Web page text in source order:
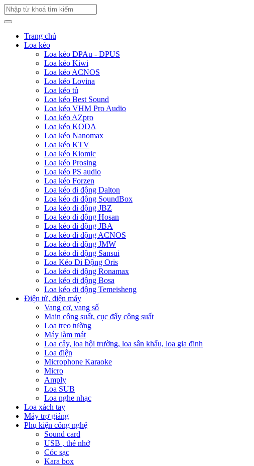
Trang chủ
Loa kéo
Loa kéo DPAu - DPUS
Loa kéo Kiwi
Loa kéo ACNOS
Loa kéo Lovina
Loa kéo tủ
Loa kéo Best Sound
Loa kéo VHM Pro Audio
Loa kéo AZpro
Loa kéo KODA
Loa kéo Nanomax
Loa kéo KTV
Loa kéo Kiomic
Loa kéo Prosing
Loa kéo PS audio
Loa kéo Forzen
Loa kéo di động Dalton
Loa kéo di động SoundBox
Loa kéo di động JBZ
Loa kéo di động Hosan
Loa kéo di động JBA
Loa kéo di động ACNOS
Loa kéo di động JMW
Loa kéo di động Sansui
Loa Kéo Di Động Oris
Loa kéo di động Ronamax
Loa kéo di động Bosa
Loa kéo di động Temeisheng
Điện tử, điện máy
Vang cơ, vang số
Main công suất, cục đẩy công suất
Loa treo tường
Máy làm mát
Loa cây, loa hội trường, loa sân khấu, loa gia đinh
Loa điện
Microphone Karaoke
Micro
Amply
Loa SUB
Loa nghe nhạc
Loa xách tay
Máy trợ giảng
Phụ kiện công nghệ
Sound card
USB , thẻ nhớ
Cóc sạc
Kara box